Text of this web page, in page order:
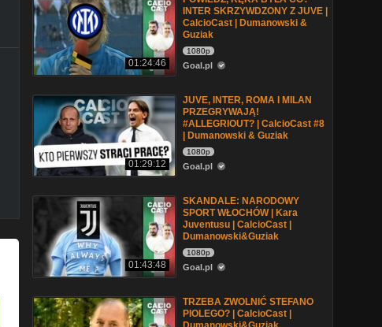
01:24:46
INTER SKRZYWDZONY Z JUVE |
CalcioCast | Dumanowski &
Guziak
1080p
Goal.pl
01:29:12
JUVE, INTER, ROMA I MILAN
PRZEGRYWAJĄ!
#ALLEGRIOUT? | CalcioCast #8
| Dumanowski & Guziak
1080p
Goal.pl
01:43:48
SKANDALE: NARODOWY
SPORT WŁOCHÓW | Kara
Juventusu | CalcioCast |
Dumanowski&Guziak
1080p
Goal.pl
TRZEBA ZWOLNIĆ STEFANO
PIOLEGO? | CalcioCast |